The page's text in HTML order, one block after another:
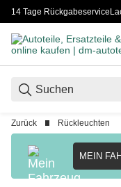
14 Tage Rückgabeservice
Zurück Rückleuchten
MEIN